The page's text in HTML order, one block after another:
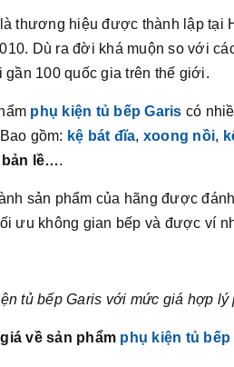
là thương hiệu được thành lập tại
Dù ra đời khá muộn so với
gần 100 quốc gia trên thế giới.
phụ kiện tủ bếp Garis có
gồm: kệ bát đĩa, xoong nồi,
bản lề….
sản phẩm của hãng được
ưu không gian bếp và được ví
tủ bếp Garis với mức giá hợp
về sản phẩm phụ kiện tủ bếp